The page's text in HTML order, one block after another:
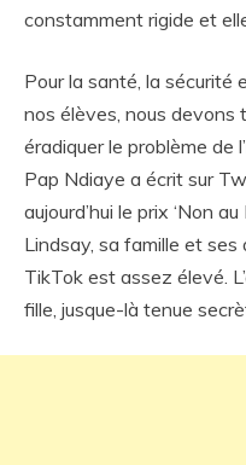
constamment rigide et
Pour la santé, la sécurité
nos élèves, nous devons
éradiquer le problème de
Pap Ndiaye a écrit sur
aujourd’hui le prix ‘Non
Lindsay, sa famille et ses
TikTok est assez élevé.
fille, jusque-là tenue